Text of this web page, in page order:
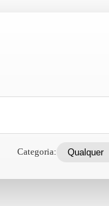
Categoria: